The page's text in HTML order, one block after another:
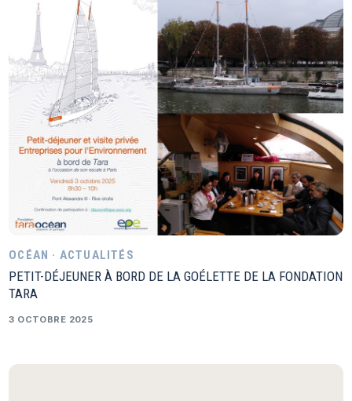
OCÉAN · ACTUALITÉS
PETIT-DÉJEUNER À BORD DE LA GOÉLETTE DE LA FONDATION
TARA
3 OCTOBRE 2025